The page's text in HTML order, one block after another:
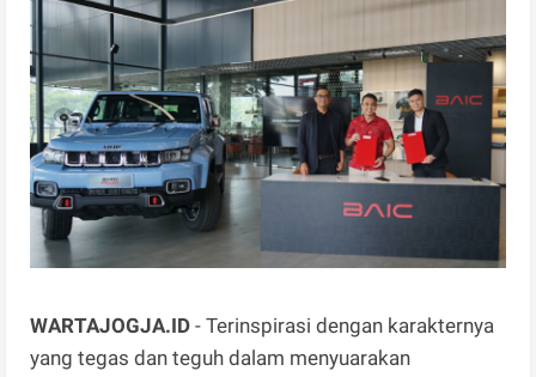
WARTAJOGJA.ID - Terinspirasi dengan karakternya
yang tegas dan teguh dalam menyuarakan